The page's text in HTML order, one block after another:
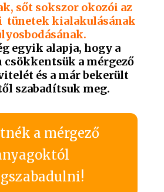
sőt sokszor okozói az
tünetek kialakulásának
egyik alapja, hogy a
csökkentsük a mérgező
és a már bekerült
szabadítsuk meg.
a mérgező